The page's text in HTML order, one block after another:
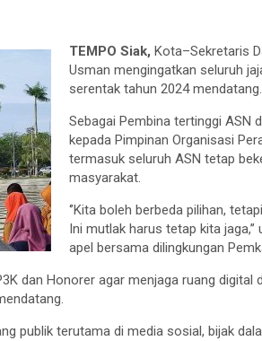
TEMPO Siak, Kota–Sekretaris
Usman mengingatkan seluruh
serentak tahun 2024 mendatang.
Sebagai Pembina tertinggi ASN
kepada Pimpinan Organisasi
termasuk seluruh ASN tetap
masyarakat.
‘’Kita boleh berbeda pilihan,
Ini mutlak harus tetap kita
apel bersama dilingkungan
dan Honorer agar menjaga ruang
publik terutama di media sosial, bijak